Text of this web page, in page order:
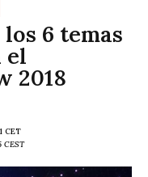
6 temas
el
2018
CET
CEST